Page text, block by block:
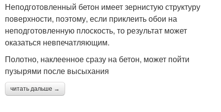
Неподготовленный бетон имеет зернистую структуру
поверхности, поэтому, если приклеить обои на
неподготовленную плоскость, то результат может
оказаться невпечатляющим.
Полотно, наклеенное сразу на бетон, может пойти
пузырями после высыхания
читать дальше →